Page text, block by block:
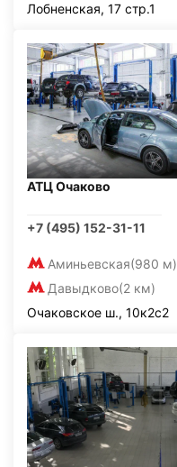
Лобненская, 17 стр.1
АТЦ Очаково
+7 (495) 152-31-11
Аминьевская(980 м)
Давыдково(2 км)
Очаковское ш., 10к2с2